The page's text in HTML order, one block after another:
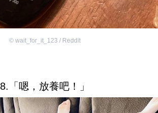
© wait_for_it_123 / Reddit
8.「嗯，放養吧！」